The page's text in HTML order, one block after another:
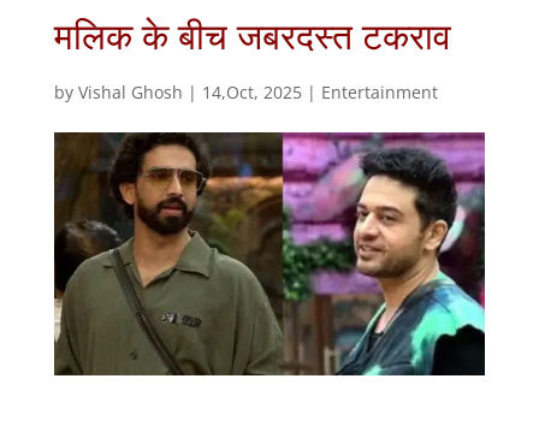
मलिक के बीच जबरदस्त टकराव
by Vishal Ghosh | 14,Oct, 2025| Entertainment